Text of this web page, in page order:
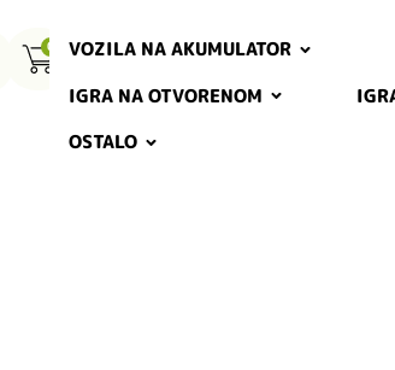
0 VOZILA NA AKUMULATOR
IGRA NA OTVORENOM
OSTALO